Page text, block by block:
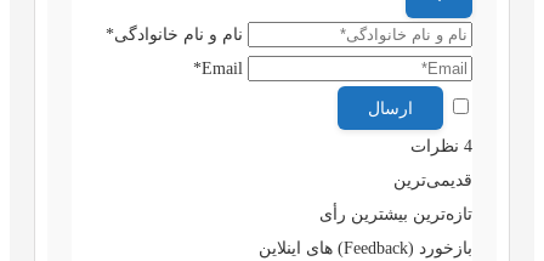
نام و نام خانوادگی*
Email*
4 نظرات
قدیمی‌ترین
تازه‌ترین بیشترین رأی
بازخورد (Feedback) های اینلاین